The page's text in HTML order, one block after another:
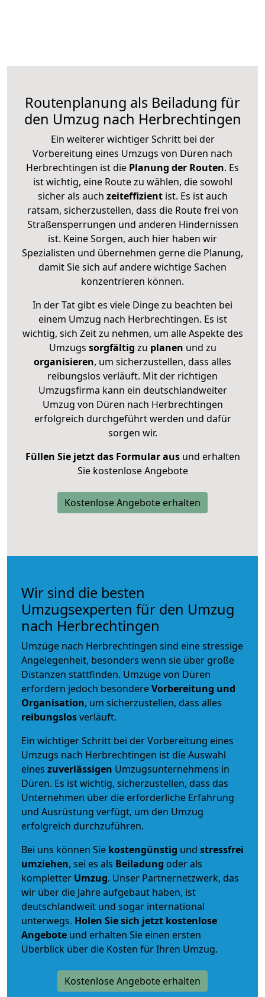
Routenplanung als Beiladung für
den Umzug nach Herbrechtingen
Ein weiterer wichtiger Schritt bei der
Vorbereitung eines Umzugs von Düren nach
Herbrechtingen ist die Planung der Routen. Es
ist wichtig, eine Route zu wählen, die sowohl
sicher als auch zeiteffizientist. Es ist auch
ratsam, sicherzustellen, dass die Route frei von
Straßensperrungen und anderen Hindernissen
ist. Keine Sorgen, auch hier haben wir
Spezialisten und übernehmen gerne die Planung,
damit Sie sich auf andere wichtige Sachen
konzentrieren können.
In der Tat gibt es viele Dinge zu beachten bei
einem Umzug nach Herbrechtingen. Es ist
wichtig, sich Zeit zu nehmen, um alle Aspekte des
Umzugs sorgfältig zu planen und zu
organisieren, um sicherzustellen, dass alles
reibungslos verläuft. Mit der richtigen
Umzugsfirma kann ein deutschlandweiter
Umzug von Düren nach Herbrechtingen
erfolgreich durchgeführt werden und dafür
sorgen wir.
Füllen Sie jetzt das Formular ausund erhalten
Sie kostenlose Angebote
Kostenlose Angebote erhalten
Wir sind die besten
Umzugsexperten für den Umzug
nach Herbrechtingen
Umzüge nach Herbrechtingen sind eine stressige
Angelegenheit, besonders wenn sie über große
Distanzen stattfinden. Umzüge von Düren
erfordern jedoch besondereVorbereitung und
Organisation, um sicherzustellen, dass alles
reibungslosverläuft.
Ein wichtiger Schritt bei der Vorbereitung eines
Umzugs nach Herbrechtingen ist die Auswahl
eines zuverlässigen Umzugsunternehmens in
Düren. Es ist wichtig, sicherzustellen, dass das
Unternehmen über die erforderliche Erfahrung
und Ausrüstung verfügt, um den Umzug
erfolgreich durchzuführen.
Bei uns können Sie kostengünstig und stressfrei
umziehen, sei es als Beiladung oder als
kompletter Umzug. Unser Partnernetzwerk, das
wir über die Jahre aufgebaut haben, ist
deutschlandweit und sogar international
unterwegs. Holen Sie sich jetzt kostenlose
Angebote und erhalten Sie einen ersten
Überblick über die Kosten für Ihren Umzug.
Kostenlose Angebote erhalten